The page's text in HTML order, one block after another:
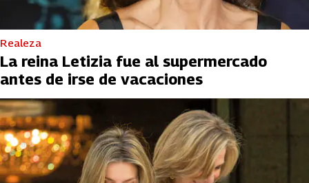
Realeza
La reina Letizia fue al supermercado
antes de irse de vacaciones